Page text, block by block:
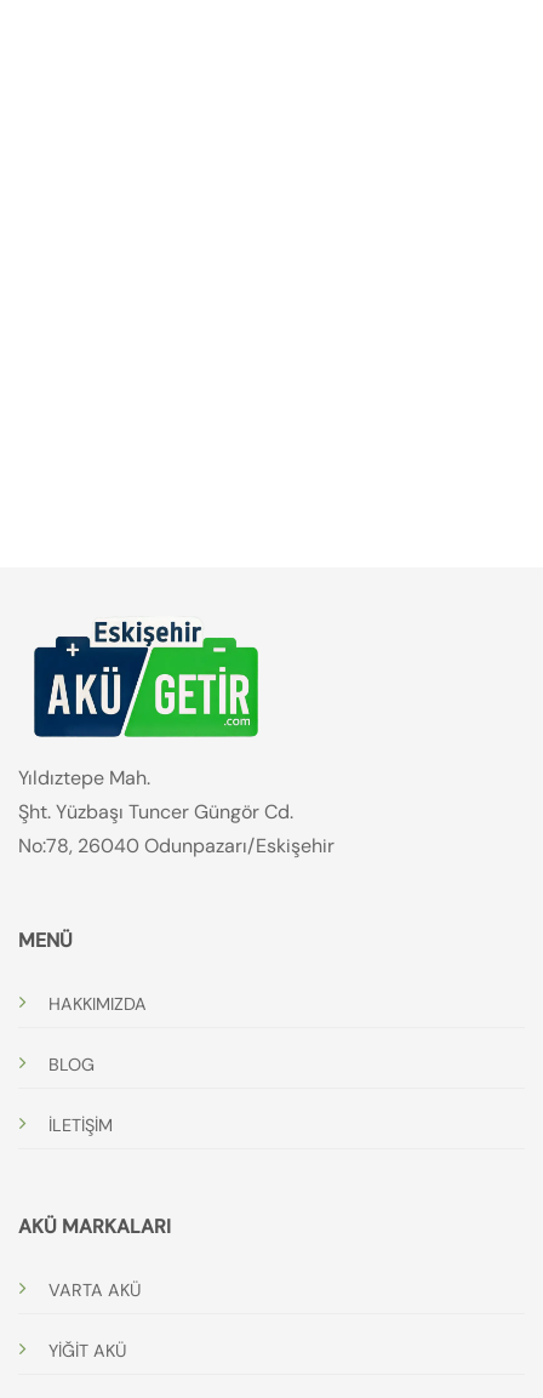
Yıldıztepe Mah.
Şht. Yüzbaşı Tuncer Güngör Cd.
No:78, 26040 Odunpazarı/Eskişehir
MENÜ
HAKKIMIZDA
BLOG
İLETİŞİM
AKÜ MARKALARI
VARTA AKÜ
YİĞİT AKÜ